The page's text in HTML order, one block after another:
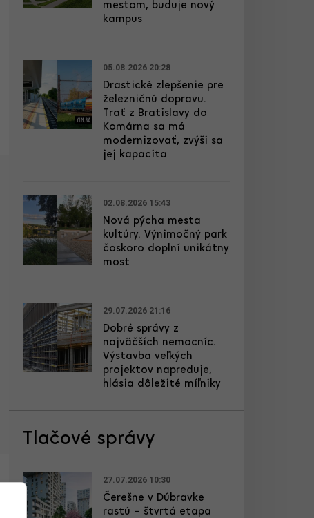
mestom, buduje nový
kampus
05.08.2026 20:28
Drastické zlepšenie pre
železničnú dopravu.
Trať z Bratislavy do
Komárna sa má
modernizovať, zvýši sa
jej kapacita
02.08.2026 15:43
Nová pýcha mesta
kultúry. Výnimočný park
čoskoro doplní unikátny
most
29.07.2026 21:16
Dobré správy z
najväčších nemocníc.
Výstavba veľkých
projektov napreduje,
hlásia dôležité míľniky
Tlačové správy
27.07.2026 10:30
Čerešne v Dúbravke
rastú – štvrtá etapa